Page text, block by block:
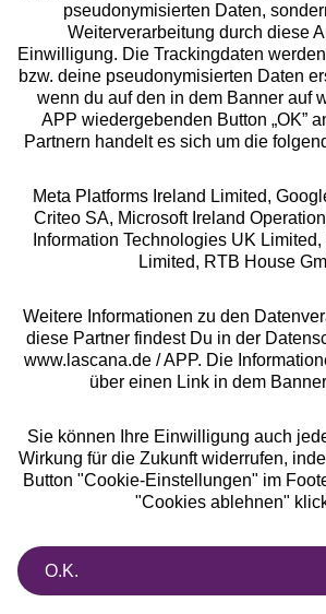
Über uns
Rechtliches
Alle Preise inkl. MwSt., zzgl.
Versandkosten
** Bonität vorausgesetzt, berechtigt zur Bonitätsprüfung
pseudonymisierten Daten,
Weiterverarbeitung durch diese
Einwilligung. Die Trackingdaten
bzw. deine pseudonymisierten Daten
wenn du auf den in dem Banner auf
APP wiedergebenden Button „OK”
Partnern handelt es sich um die
Meta Platforms Ireland Limited,
Criteo SA, Microsoft Ireland
Information Technologies UK
Limited, RTB House
Weitere Informationen zu den
diese Partner findest Du in der
www.lascana.de / APP. Die
über einen Link in dem
Sie können Ihre Einwilligung auch
Wirkung für die Zukunft widerrufen,
Button "Cookie-Einstellungen" im
"Cookies ablehnen"
O.K.